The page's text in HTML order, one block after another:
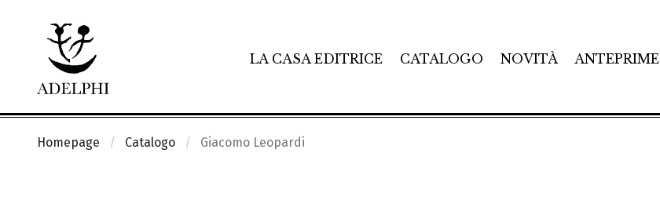
LA CASA EDITRICE CATALOGO NOVITÀ ANTEPRIME
Homepage Catalogo Giacomo Leopardi